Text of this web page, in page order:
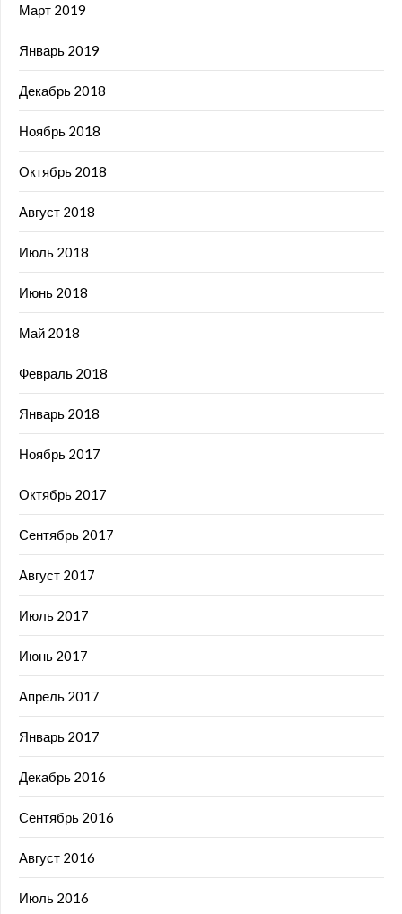
Март 2019
Январь 2019
Декабрь 2018
Ноябрь 2018
Октябрь 2018
Август 2018
Июль 2018
Июнь 2018
Май 2018
Февраль 2018
Январь 2018
Ноябрь 2017
Октябрь 2017
Сентябрь 2017
Август 2017
Июль 2017
Июнь 2017
Апрель 2017
Январь 2017
Декабрь 2016
Сентябрь 2016
Август 2016
Июль 2016